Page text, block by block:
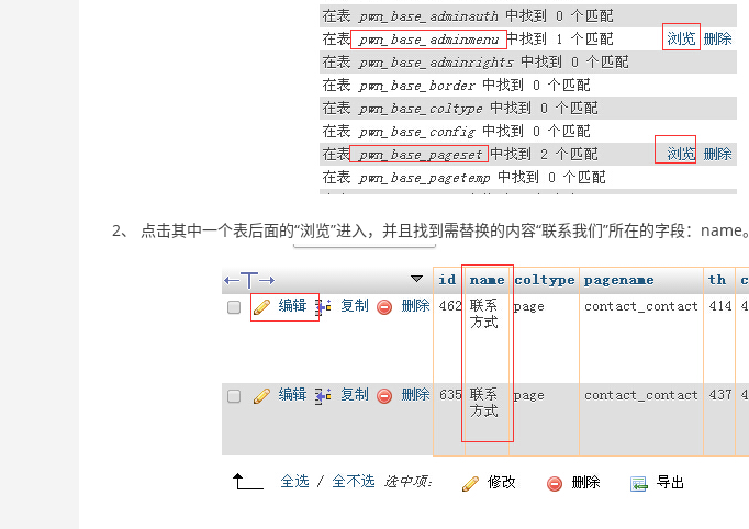
2、 点击其中一个表后面的“浏览”进入，并且找到需替换的内容“联系我们”所在的字段：name。